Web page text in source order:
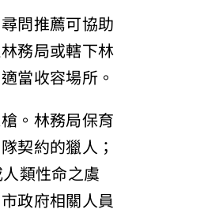
問推薦可協助
務局或轄下林
當收容場所。
。林務局保育
契約的獵人；
類性命之虞
政府相關人員